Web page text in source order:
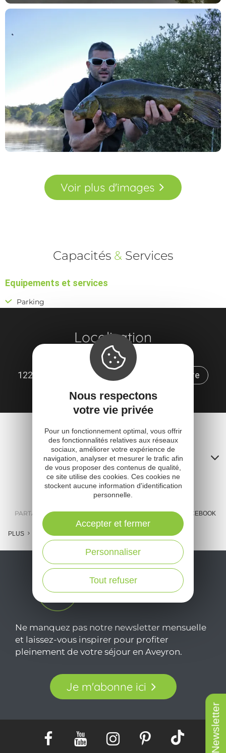
Newsletter
Voir plus d'images
Capacités & Services
Equipements et services
Parking
Localisation
LAC DE LA GOURDE
12290 Canet-de-Salars
Obtenir l'itinéraire
Contacts
PARTAGER : E-MAIL MESSENGER FACEBOOK
PLUS
Ne manquez pas notre newsletter mensuelle
et laissez-vous inspirer pour profiter
pleinement de votre séjour en Aveyron.
Je m'abonne ici
Nous respectons
votre vie privée
Pour un fonctionnement optimal, vous offrir
des fonctionnalités relatives aux réseaux
sociaux, améliorer votre expérience de
navigation, analyser et mesurer le trafic afin
de vous proposer des contenus de qualité,
ce site utilise des cookies. Ces cookies ne
stockent aucune information d'identification
personnelle.
Tout refuser
Personnaliser
Accepter et fermer